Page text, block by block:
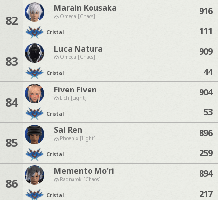
82
Marain Kousaka
Omega [Chaos]
Cristal
916
111
83
Luca Natura
Omega [Chaos]
Cristal
909
44
84
Fiven Fiven
Lich [Light]
Cristal
904
53
85
Sal Ren
Phoenix [Light]
Cristal
896
259
86
Memento Mo'ri
Ragnarok [Chaos]
Cristal
894
217